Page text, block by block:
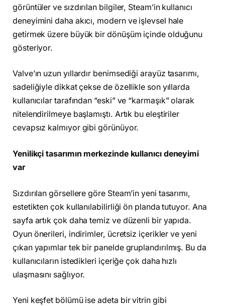
görüntüler ve sızdırılan bilgiler, Steam’in kullanıcı
deneyimini daha akıcı, modern ve işlevsel hale
getirmek üzere büyük bir dönüşüm içinde olduğunu
gösteriyor.
Valve’ın uzun yıllardır benimsediği arayüz tasarımı,
sadeliğiyle dikkat çekse de özellikle son yıllarda
kullanıcılar tarafından “eski” ve “karmaşık” olarak
nitelendirilmeye başlamıştı. Artık bu eleştiriler
cevapsız kalmıyor gibi görünüyor.
Yenilikçi tasarımın merkezinde kullanıcı deneyimi
var
Sızdırılan görsellere göre Steam’in yeni tasarımı,
estetikten çok kullanılabilirliği ön planda tutuyor. Ana
sayfa artık çok daha temiz ve düzenli bir yapıda.
Oyun önerileri, indirimler, ücretsiz içerikler ve yeni
çıkan yapımlar tek bir panelde gruplandırılmış. Bu da
kullanıcıların istedikleri içeriğe çok daha hızlı
ulaşmasını sağlıyor.
Yeni keşfet bölümü ise adeta bir vitrin gibi